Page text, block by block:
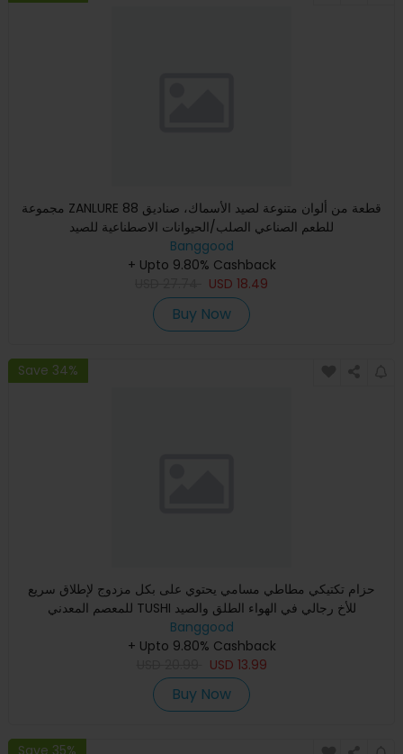
مجموعة ZANLURE 88 قطعة من ألوان متنوعة لصيد الأسماك، صناديق
للطعم الصناعي الصلب/الحيوانات الاصطناعية للصيد
Banggood
+ Upto 9.80% Cashback
USD 18.49
Buy Now
Save 34%
حزام تكتيكي مطاطي مسامي يحتوي على بكل مزدوج لإطلاق سريع
للمعصم المعدني TUSHI للأخ رجالي في الهواء الطلق والصيد
Banggood
+ Upto 9.80% Cashback
USD 13.99
Buy Now